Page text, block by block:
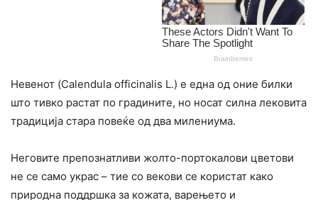
Невенот (Calendula officinalis L.) е една од оние билки
што тивко растат по градините, но носат силна лековита
традиција стара повеќе од два милениума.
Неговите препознатливи жолто-портокалови цветови
не се само украс – тие со векови се користат како
природна поддршка за кожата, варењето и